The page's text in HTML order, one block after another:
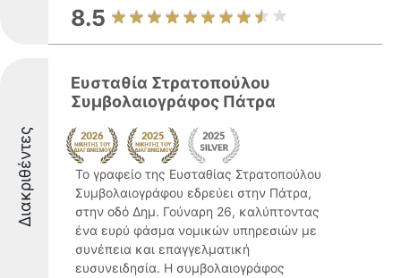
8.5
Διακριθέντες
Ευσταθία Στρατοπούλου
Συμβολαιογράφος Πάτρα
Το γραφείο της Ευσταθίας Στρατοπούλου
Συμβολαιογράφου εδρεύει στην Πάτρα,
στην οδό Δημ. Γούναρη 26, καλύπτοντας
ένα ευρύ φάσμα νομικών υπηρεσιών με
συνέπεια και επαγγελματική
ευσυνειδησία. Η συμβολαιογράφος